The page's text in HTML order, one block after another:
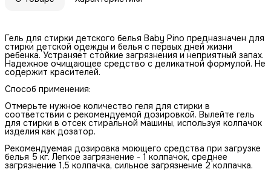
Гель для стирки детского белья Baby Pino предназначен для
стирки детской одежды и белья с первых дней жизни
ребенка. Устраняет стойкие загрязнения и неприятный запах.
Надежное очищающее средство с деликатной формулой. Не
содержит красителей.
Способ применения:
Отмерьте нужное количество геля для стирки в
соответствии с рекомендуемой дозировкой. Вылейте гель
для стирки в отсек стиральной машины, используя колпачок
изделия как дозатор.
Рекомендуемая дозировка моющего средства при загрузке
белья 5 кг. Легкое загрязнение - 1 колпачок, среднее
загрязнение 1,5 колпачка, сильное загрязнение 2 колпачка.